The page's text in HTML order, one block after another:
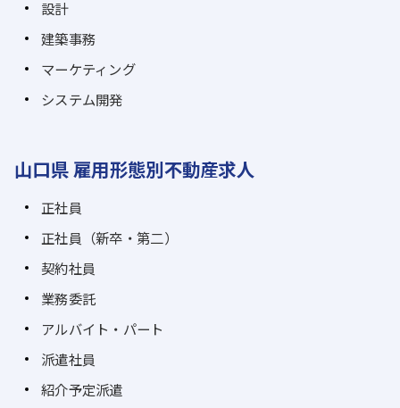
設計
建築事務
マーケティング
システム開発
山口県 雇用形態別不動産求人
正社員
正社員（新卒・第二）
契約社員
業務委託
アルバイト・パート
派遣社員
紹介予定派遣